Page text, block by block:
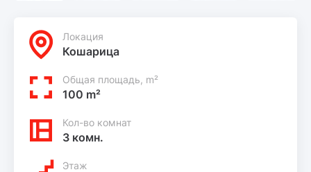
Локация
Кошарица
Общая площадь, m²
100 m²
Кол-во комнат
3 комн.
Этаж